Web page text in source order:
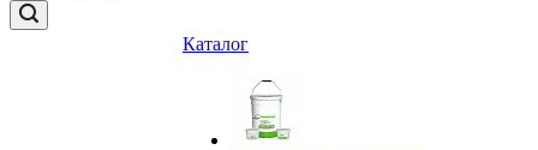
Каталог